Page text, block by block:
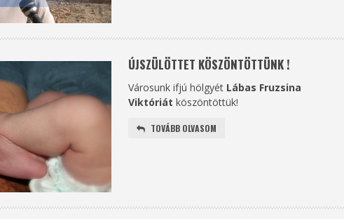
ÚJSZÜLÖTTET KÖSZÖNTÖTTÜNK !
Városunk ifjú hölgyét Lábas Fruzsina
Viktóriát köszöntöttük!
TOVÁBB OLVASOM